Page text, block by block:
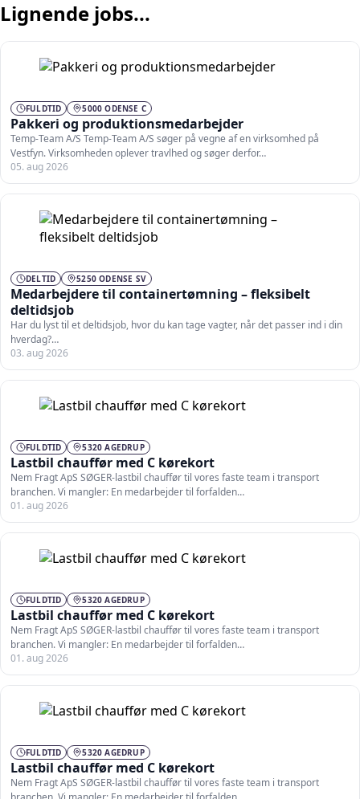
Lignende jobs...
FULDTID 5000 ODENSE C
Pakkeri og produktionsmedarbejder
Temp-Team A/S Temp-Team A/S søger på vegne af en virksomhed på
Vestfyn. Virksomheden oplever travlhed og søger derfor…
05. aug 2026
DELTID 5250 ODENSE SV
Medarbejdere til containertømning – fleksibelt
deltidsjob
Har du lyst til et deltidsjob, hvor du kan tage vagter, når det passer ind i din
hverdag?…
03. aug 2026
FULDTID 5320 AGEDRUP
Lastbil chauffør med C kørekort
Nem Fragt ApS SØGER-lastbil chauffør til vores faste team i transport
branchen. Vi mangler: En medarbejder til forfalden…
01. aug 2026
FULDTID 5320 AGEDRUP
Lastbil chauffør med C kørekort
Nem Fragt ApS SØGER-lastbil chauffør til vores faste team i transport
branchen. Vi mangler: En medarbejder til forfalden…
01. aug 2026
FULDTID 5320 AGEDRUP
Lastbil chauffør med C kørekort
Nem Fragt ApS SØGER-lastbil chauffør til vores faste team i transport